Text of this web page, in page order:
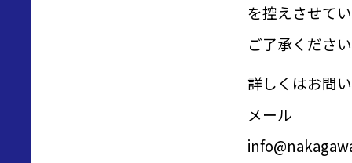
を控えさせて
ご了承くださ
詳しくはお問
メール